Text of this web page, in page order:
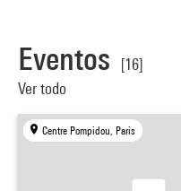
Eventos
[16]
Ver todo
Centre Pompidou, Paris